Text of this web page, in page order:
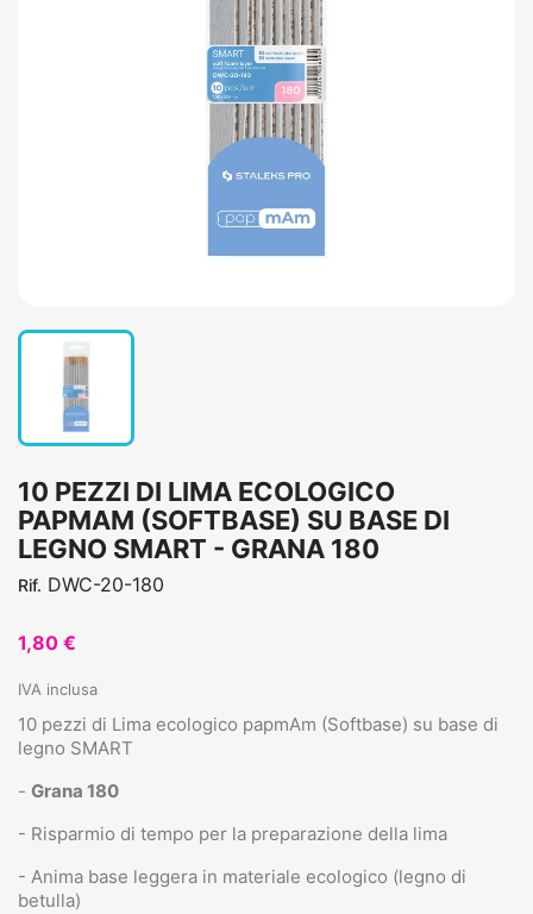
10 PEZZI DI LIMA ECOLOGICO
PAPMAM (SOFTBASE) SU BASE DI
LEGNO SMART - GRANA 180
Rif. DWC-20-180
1,80 €
IVA inclusa
10 pezzi di Lima ecologico papmAm (Softbase) su base di
legno SMART
- Grana 180
- Risparmio di tempo per la preparazione della lima
- Anima base leggera in materiale ecologico (legno di
betulla)